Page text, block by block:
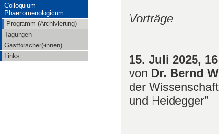
Colloquium
Phaenomenologicum
Programm (Archivierung)
Tagungen
Gastforscher(-innen)
Links
Vorträge
15. Juli 2025,
von Dr. Bernd
der
und Heidegger”